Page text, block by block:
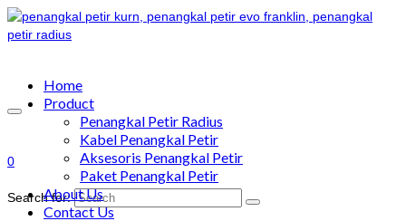
0
Search for:
Home
Product
Penangkal Petir Radius
Kabel Penangkal Petir
Aksesoris Penangkal Petir
Paket Penangkal Petir
About Us
Contact Us